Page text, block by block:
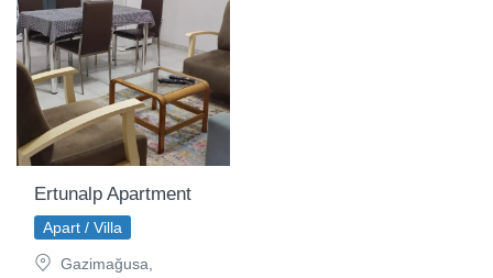
Ertunalp Apartment
Apart / Villa
Gazimağusa,